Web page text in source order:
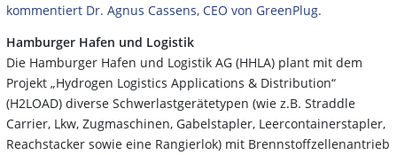
kommentiert Dr. Agnus Cassens, CEO von GreenPlug.
Hamburger Hafen und Logistik
Die Hamburger Hafen und Logistik AG (HHLA) plant mit dem
Projekt „Hydrogen Logistics Applications & Distribution“
(H2LOAD) diverse Schwerlastgerätetypen (wie z.B. Straddle
Carrier, Lkw, Zugmaschinen, Gabelstapler, Leercontainerstapler,
Reachstacker sowie eine Rangierlok) mit Brennstoffzellenantrieb